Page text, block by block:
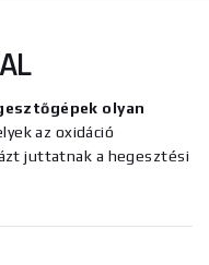
olyan
az oxidáció
juttatnak a hegesztési
egy kivehető
hegesztési varratba.